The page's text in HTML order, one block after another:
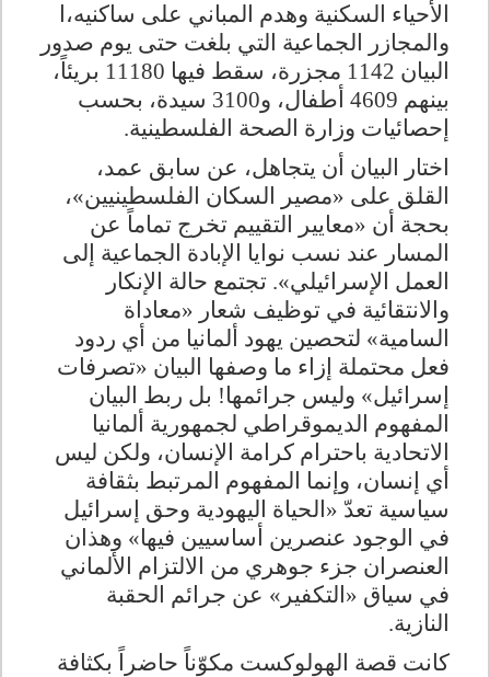
الأحياء السكنية وهدم المباني على ساكنيه،ا
والمجازر الجماعية التي بلغت حتى يوم صدور
البيان 1142 مجزرة، سقط فيها 11180 بريئاً،
بينهم 4609 أطفال، و3100 سيدة، بحسب
إحصائيات وزارة الصحة الفلسطينية.
اختار البيان أن يتجاهل، عن سابق عمد،
القلق على «مصير السكان الفلسطينيين»،
بحجة أن «معايير التقييم تخرج تماماً عن
المسار عند نسب نوايا الإبادة الجماعية إلى
العمل الإسرائيلي». تجتمع حالة الإنكار
والانتقائية في توظيف شعار «معاداة
السامية» لتحصين يهود ألمانيا من أي ردود
فعل محتملة إزاء ما وصفها البيان «تصرفات
إسرائيل» وليس جرائمها! بل ربط البيان
المفهوم الديموقراطي لجمهورية ألمانيا
الاتحادية باحترام كرامة الإنسان، ولكن ليس
أي إنسان، وإنما المفهوم المرتبط بثقافة
سياسية تعدّ «الحياة اليهودية وحق إسرائيل
في الوجود عنصرين أساسيين فيها» وهذان
العنصران جزء جوهري من الالتزام الألماني
في سياق «التكفير» عن جرائم الحقبة
النازية.
كانت قصة الهولوكست مكوّناً حاضراً بكثافة